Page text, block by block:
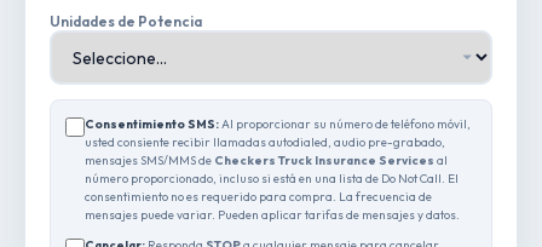
Unidades de Potencia
Consentimiento SMS:Al proporcionar su número de teléfono móvil,
usted consiente recibir llamadas autodialed, audio pre-grabado,
mensajes SMS/MMS de Checkers Truck Insurance Services al
número proporcionado, incluso si está en una lista de Do Not Call. El
consentimiento no es requerido para compra. La frecuencia de
mensajes puede variar. Pueden aplicar tarifas de mensajes y datos.